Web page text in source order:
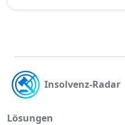
Insolvenz-Radar
Lösungen